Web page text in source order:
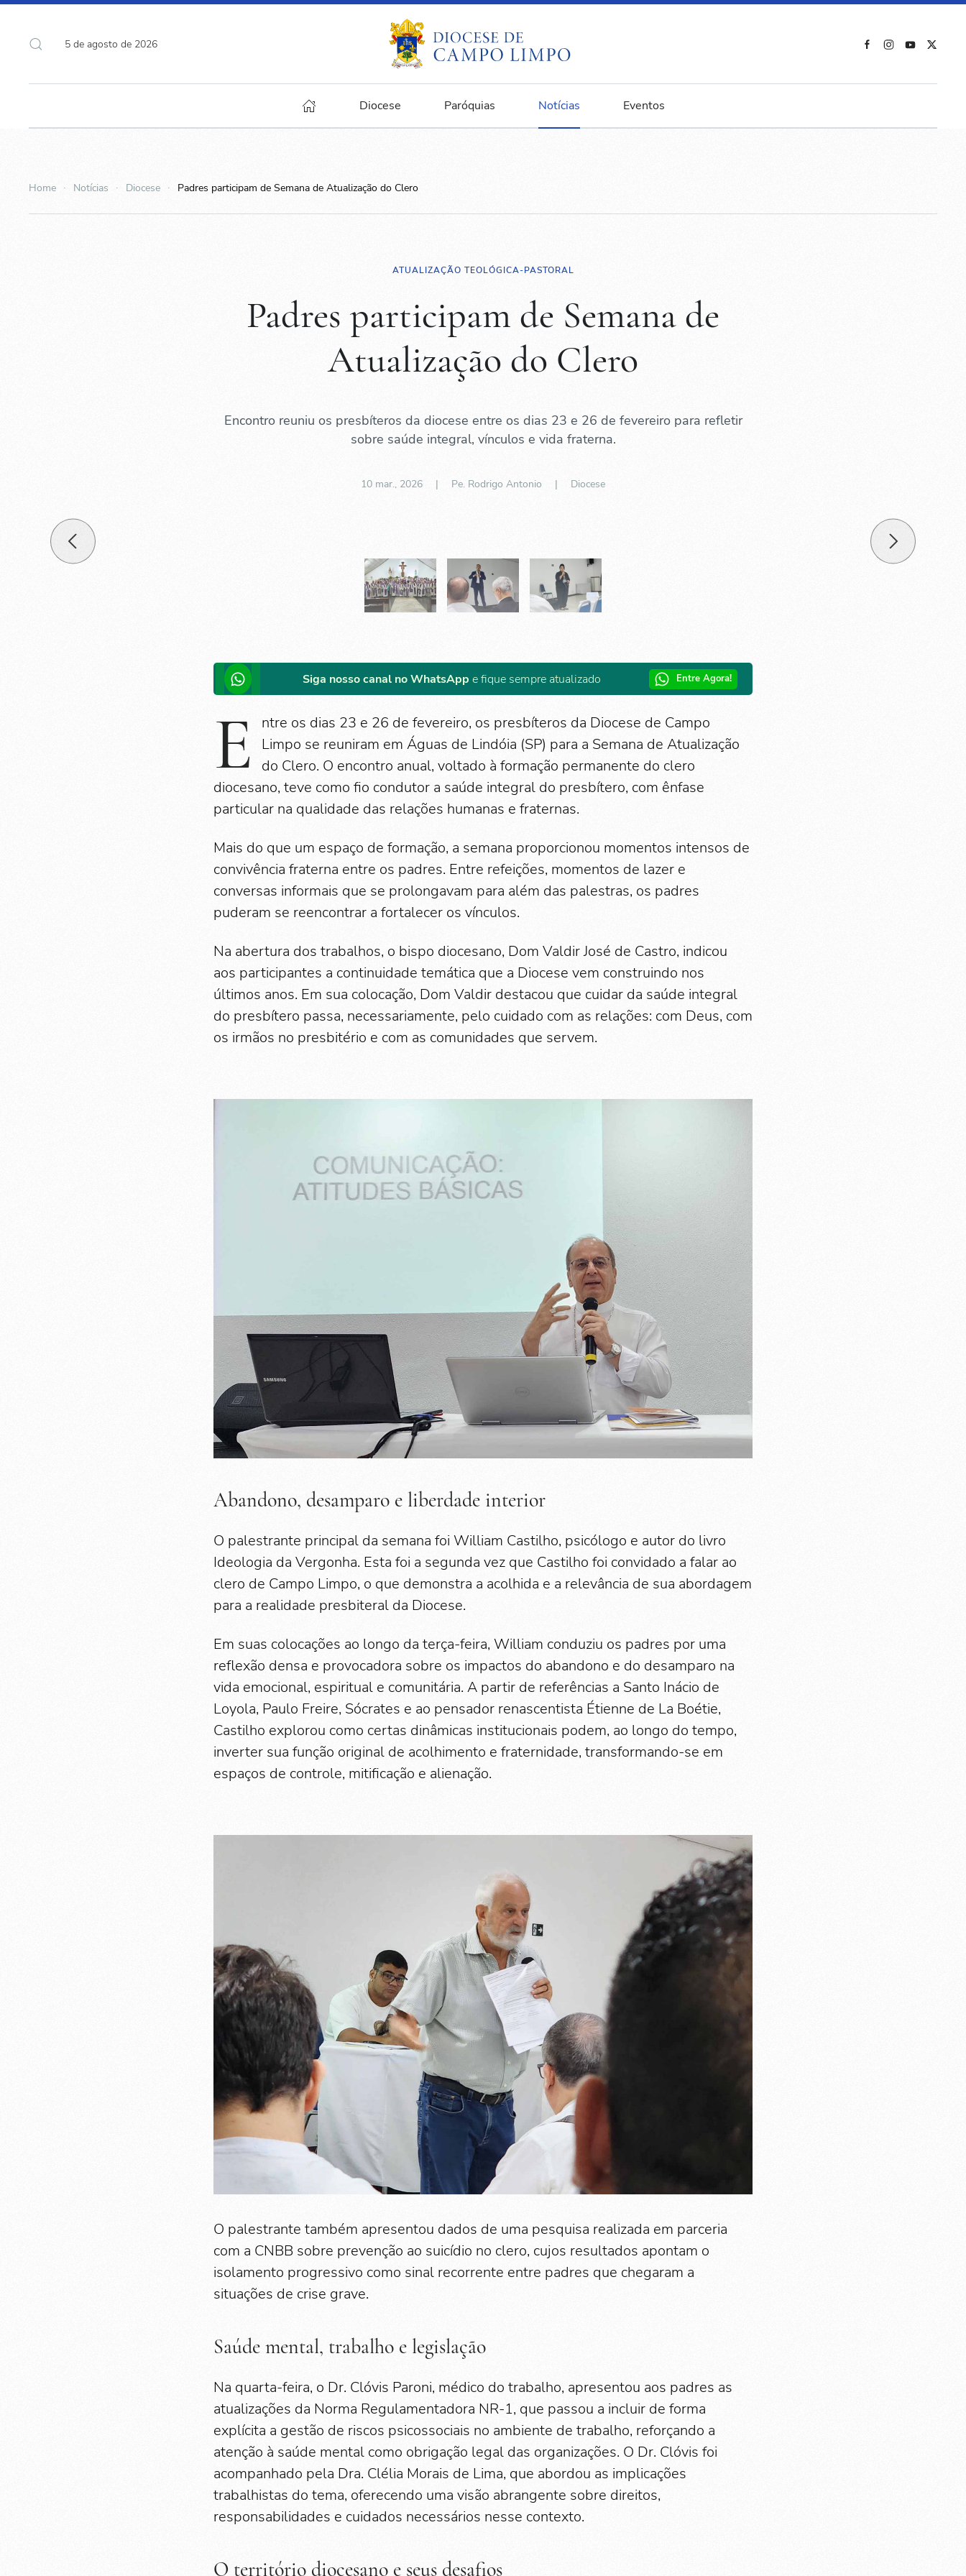
5 de agosto de 2026
Diocese Paróquias Notícias Eventos
Home Notícias Diocese Padres participam de Semana de Atualização do Clero
ATUALIZAÇÃO TEOLÓGICA-PASTORAL
Padres participam de Semana de
Atualização do Clero
Encontro reuniu os presbíteros da diocese entre os dias 23 e 26 de fevereiro para refletir
sobre saúde integral, vínculos e vida fraterna.
10 mar., 2026 | Pe. Rodrigo Antonio | Diocese
Siga nosso canal no WhatsApp e fique sempre atualizado Entre Agora!
E
ntre os dias 23 e 26 de fevereiro, os presbíteros da Diocese de Campo
Limpo se reuniram em Águas de Lindóia (SP) para a Semana de Atualização
do Clero. O encontro anual, voltado à formação permanente do clero
diocesano, teve como fio condutor a saúde integral do presbítero, com ênfase
particular na qualidade das relações humanas e fraternas.
Mais do que um espaço de formação, a semana proporcionou momentos intensos de
convivência fraterna entre os padres. Entre refeições, momentos de lazer e
conversas informais que se prolongavam para além das palestras, os padres
puderam se reencontrar a fortalecer os vínculos.
Na abertura dos trabalhos, o bispo diocesano, Dom Valdir José de Castro, indicou
aos participantes a continuidade temática que a Diocese vem construindo nos
últimos anos. Em sua colocação, Dom Valdir destacou que cuidar da saúde integral
do presbítero passa, necessariamente, pelo cuidado com as relações: com Deus, com
os irmãos no presbitério e com as comunidades que servem.
Abandono, desamparo e liberdade interior
O palestrante principal da semana foi William Castilho, psicólogo e autor do livro
Ideologia da Vergonha. Esta foi a segunda vez que Castilho foi convidado a falar ao
clero de Campo Limpo, o que demonstra a acolhida e a relevância de sua abordagem
para a realidade presbiteral da Diocese.
Em suas colocações ao longo da terça-feira, William conduziu os padres por uma
reflexão densa e provocadora sobre os impactos do abandono e do desamparo na
vida emocional, espiritual e comunitária. A partir de referências a Santo Inácio de
Loyola, Paulo Freire, Sócrates e ao pensador renascentista Étienne de La Boétie,
Castilho explorou como certas dinâmicas institucionais podem, ao longo do tempo,
inverter sua função original de acolhimento e fraternidade, transformando-se em
espaços de controle, mitificação e alienação.
O palestrante também apresentou dados de uma pesquisa realizada em parceria
com a CNBB sobre prevenção ao suicídio no clero, cujos resultados apontam o
isolamento progressivo como sinal recorrente entre padres que chegaram a
situações de crise grave.
Saúde mental, trabalho e legislação
Na quarta-feira, o Dr. Clóvis Paroni, médico do trabalho, apresentou aos padres as
atualizações da Norma Regulamentadora NR-1, que passou a incluir de forma
explícita a gestão de riscos psicossociais no ambiente de trabalho, reforçando a
atenção à saúde mental como obrigação legal das organizações. O Dr. Clóvis foi
acompanhado pela Dra. Clélia Morais de Lima, que abordou as implicações
trabalhistas do tema, oferecendo uma visão abrangente sobre direitos,
responsabilidades e cuidados necessários nesse contexto.
O território diocesano e seus desafios